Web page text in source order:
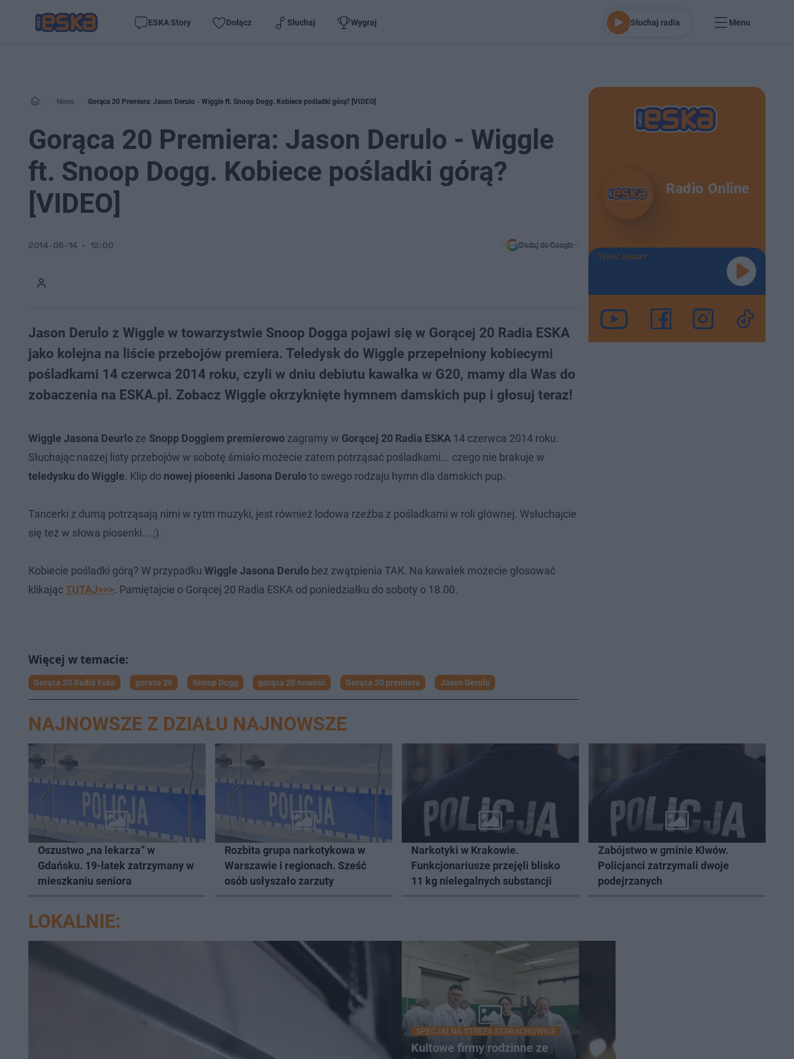
ESKA Story Dołącz Słuchaj Wygraj Słuchaj radia Menu
News Gorąca 20 Premiera: Jason Derulo - Wiggle ft. Snoop Dogg. Kobiece pośladki górą? [VIDEO]
Gorąca 20 Premiera: Jason Derulo - Wiggle
ft. Snoop Dogg. Kobiece pośladki górą?
[VIDEO]
2014-06-14 12:00 Dodaj do Google
Jason Derulo z Wiggle w towarzystwie Snoop Dogga pojawi się w Gorącej 20 Radia ESKA
jako kolejna na liście przebojów premiera. Teledysk do Wiggle przepełniony kobiecymi
pośladkami 14 czerwca 2014 roku, czyli w dniu debiutu kawałka w G20, mamy dla Was do
zobaczenia na ESKA.pl. Zobacz Wiggle okrzyknięte hymnem damskich pup i głosuj teraz!
Wiggle Jasona Deurlo ze Snopp Doggiem premierowo zagramy w Gorącej 20 Radia ESKA 14 czerwca 2014 roku.
Słuchając naszej listy przebojów w sobotę śmiało możecie zatem potrząsać pośladkami... czego nie brakuje w
teledysku do Wiggle. Klip do nowej piosenki Jasona Deruloto swego rodzaju hymn dla damskich pup.
Tancerki z dumą potrząsają nimi w rytm muzyki, jest również lodowa rzeźba z pośladkami w roli głównej. Wsłuchajcie
się też w słowa piosenki... ;).
Kobiecie pośladki górą? W przypadku Wiggle Jasona Derulo bez zwątpienia TAK. Na kawałek możecie głosować
klikającTUTAJ>>>. Pamiętajcie o Gorącej 20 Radia ESKA od poniedziałku do soboty o 18.00.
Gorąca 20 Radia Eska goraca 20 Snoop Dogg gorąca 20 nowość Gorąca 20 premiera Jason Derulo
Radio Online
TERAZ GRAMY
NAJNOWSZE Z DZIAŁU NAJNOWSZE
Oszustwo „na lekarza” w
Gdańsku. 19-latek zatrzymany w
mieszkaniu seniora
Rozbita grupa narkotykowa w
Warszawie i regionach. Sześć
osób usłyszało zarzuty
Narkotyki w Krakowie.
Funkcjonariusze przejęli blisko
11 kg nielegalnych substancji
Zabójstwo w gminie Klwów.
Policjanci zatrzymali dwoje
podejrzanych
LOKALNIE:
SPECJALNA STREFA STARACHOWICE
Kultowe firmy rodzinne ze